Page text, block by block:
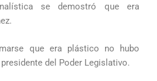
se demostró que era
que era plástico no hubo
del Poder Legislativo.